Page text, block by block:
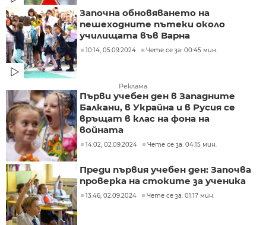
Започна обновяването на
пешеходните пътеки около
училищата във Варна
10:14, 05.09.2024 Чете се за: 00:45 мин.
Реклама
Първи учебен ден в Западните
Балкани, в Украйна и в Русия се
връщат в клас на фона на
войната
14:02, 02.09.2024 Чете се за: 04:15 мин.
Преди първия учебен ден: Започва
проверка на стоките за ученика
13:46, 02.09.2024 Чете се за: 01:17 мин.